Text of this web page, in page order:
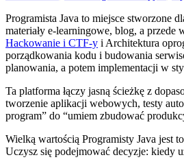
Programista Java to miejsce stworzone
materiały e-learningowe, blog, a
Hackowanie i CTF-y i Architektura
porządkowania kodu i budowania
planowania, a potem implementacji w
Ta platforma łączy jasną ścieżkę z
tworzenie aplikacji webowych, testy
program” do “umiem zbudować
Wielką wartością Programisty Java jest
Uczysz się podejmować decyzje: kiedy